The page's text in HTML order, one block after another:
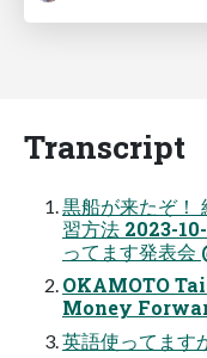
Transcript
黒船が来たぞ！
習方法 2023-
ってます発表会
OKAMOTO
Money
英語使ってます